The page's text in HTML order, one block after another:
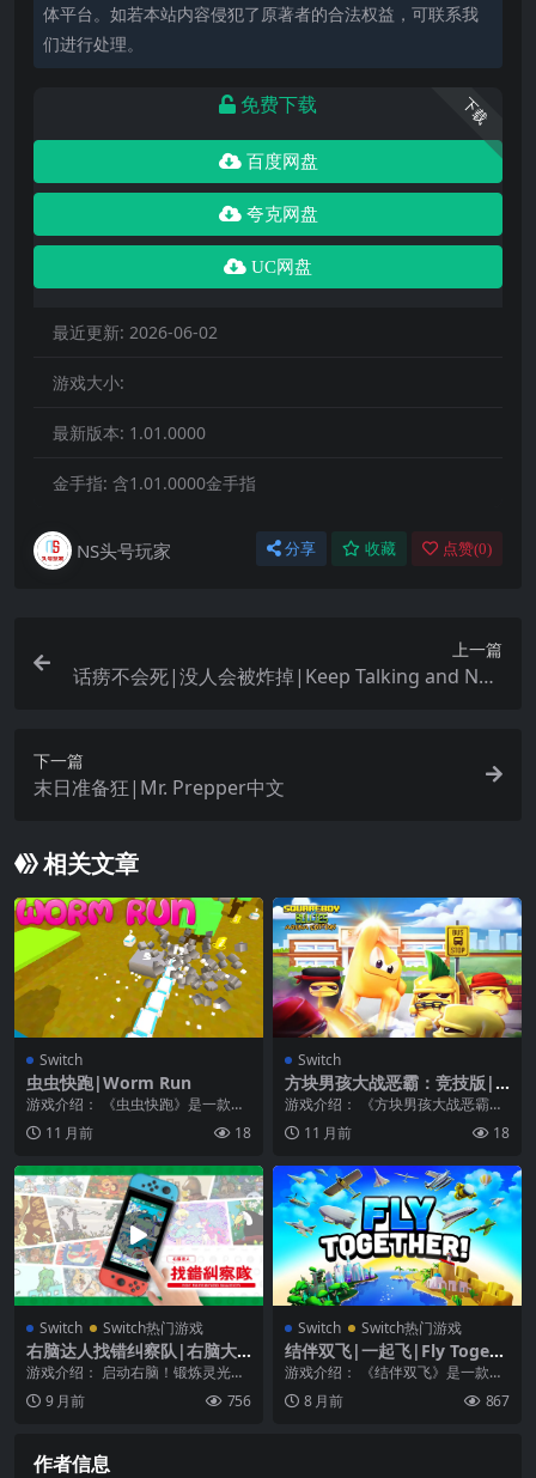
体平台。如若本站内容侵犯了原著者的合法权益，可联系我
们进行处理。
下载
免费下载
百度网盘
夸克网盘
UC网盘
最近更新: 2026-06-02
游戏大小:
最新版本: 1.01.0000
金手指: 含1.01.0000金手指
NS头号玩家 分享 收藏 点赞(0)
上一篇
话痨不会死|没人会被炸掉|Keep Talking and Nob
下一篇
末日准备狂|Mr. Prepper中文
相关文章
Switch
虫虫快跑|Worm Run
游戏介绍： 《虫虫快跑》是一款令
人兴奋的无尽街机游戏，您可以在
其中向右或向左移动...
11 月前 18
Switch
方块男孩大战恶霸：竞技版|S
quareboy vs Bullies: Arena
游戏介绍： 《方块男孩大战恶霸：
竞技版》是一款非常好玩的像素风
格横版动作类游戏，...
11 月前 18
Switch Switch热门游戏
右脑达人找错纠察队|右脑大
师：大家来找茬博物馆|Quick
rain中文
游戏介绍： 启动右脑！锻炼灵光一
闪之力！ 共收录了快速找碴的“爽解
模式”，大家一...
9 月前 756
Switch Switch热门游戏
结伴双飞|一起飞|Fly Togeth
er中文
游戏介绍： 《结伴双飞》是一款充
满爆炸性的飞机驾驶多人游戏, 它将
挑战潜藏在您体...
8 月前 867
作者信息